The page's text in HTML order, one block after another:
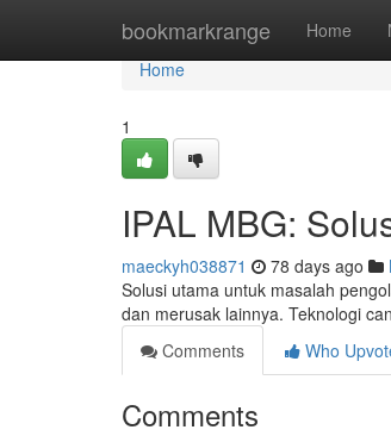
bookmarkrange Home
Home
Home
1
IPAL MBG:
maeckyh038871 78 days ago
Solusi utama untuk masalah
dan merusak lainnya. Teknologi
Comments
Who
Comments